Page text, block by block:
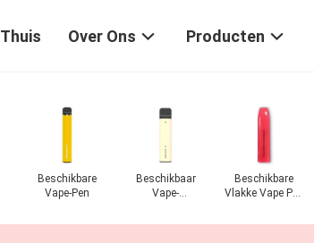
Thuis Over Ons Producten
Beschikbare
Vape-Pen
Beschikbaar
Vape-
Beschikbare
Vlakke Vape Pen